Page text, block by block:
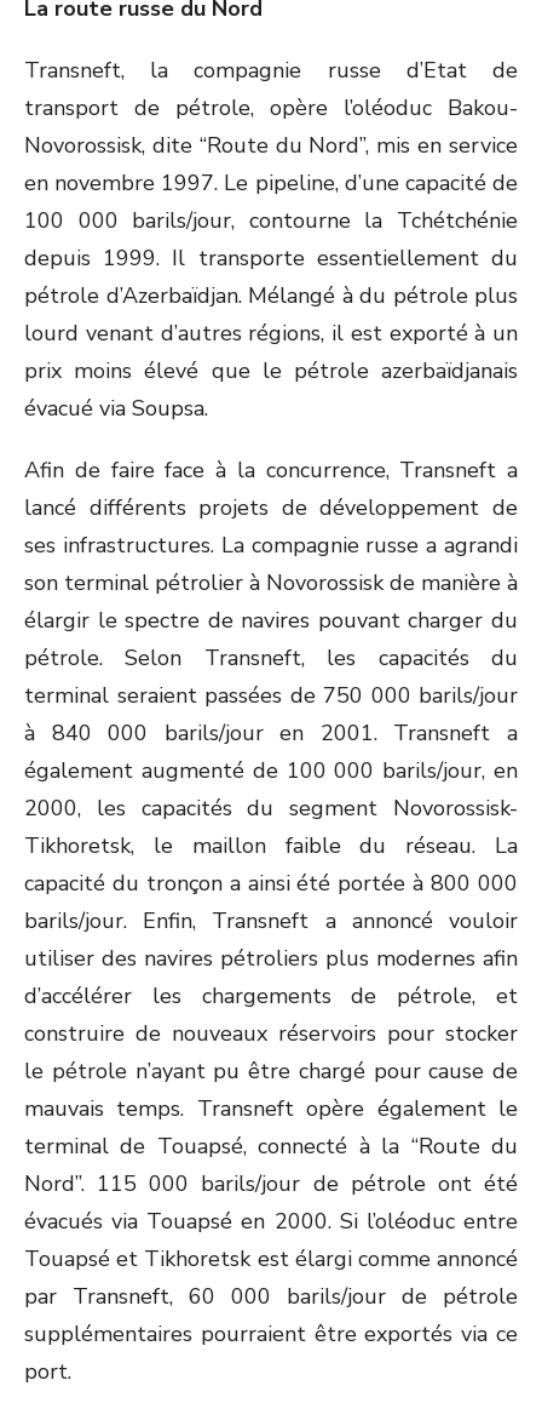
La route russe du Nord
Transneft, la compagnie russe d’Etat de
transport de pétrole, opère l’oléoduc Bakou-
Novorossisk, dite “Route du Nord”, mis en service
en novembre 1997. Le pipeline, d’une capacité de
100 000 barils/jour, contourne la Tchétchénie
depuis 1999. Il transporte essentiellement du
pétrole d’Azerbaïdjan. Mélangé à du pétrole plus
lourd venant d’autres régions, il est exporté à un
prix moins élevé que le pétrole azerbaïdjanais
évacué via Soupsa.
Afin de faire face à la concurrence, Transneft a
lancé différents projets de développement de
ses infrastructures. La compagnie russe a agrandi
son terminal pétrolier à Novorossisk de manière à
élargir le spectre de navires pouvant charger du
pétrole. Selon Transneft, les capacités du
terminal seraient passées de 750 000 barils/jour
à 840 000 barils/jour en 2001. Transneft a
également augmenté de 100 000 barils/jour, en
2000, les capacités du segment Novorossisk-
Tikhoretsk, le maillon faible du réseau. La
capacité du tronçon a ainsi été portée à 800 000
barils/jour. Enfin, Transneft a annoncé vouloir
utiliser des navires pétroliers plus modernes afin
d’accélérer les chargements de pétrole, et
construire de nouveaux réservoirs pour stocker
le pétrole n’ayant pu être chargé pour cause de
mauvais temps. Transneft opère également le
terminal de Touapsé, connecté à la “Route du
Nord”. 115 000 barils/jour de pétrole ont été
évacués via Touapsé en 2000. Si l’oléoduc entre
Touapsé et Tikhoretsk est élargi comme annoncé
par Transneft, 60 000 barils/jour de pétrole
supplémentaires pourraient être exportés via ce
port.